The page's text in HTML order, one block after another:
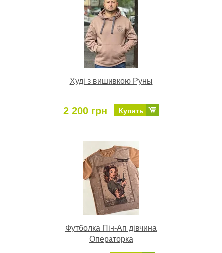
Худі з вишивкою Руны
2 200 грн Купить
Футболка Пін-Ап дівчина
Операторка